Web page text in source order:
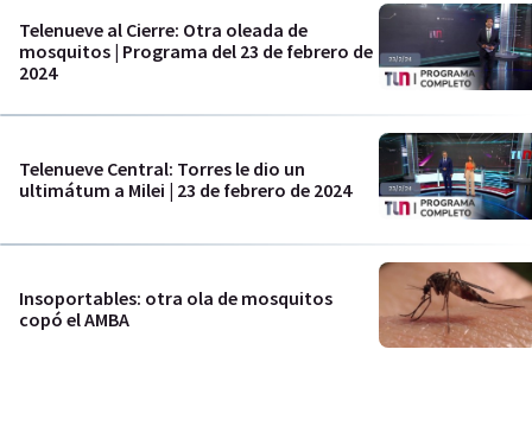
Telenueve al Cierre: Otra oleada de
mosquitos | Programa del 23 de febrero de
2024
Telenueve Central: Torres le dio un
ultimátum a Milei | 23 de febrero de 2024
Insoportables: otra ola de mosquitos
copó el AMBA